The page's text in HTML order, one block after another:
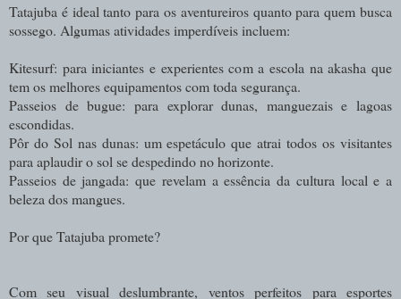
Tatajuba é ideal tanto para os aventureiros quanto para quem busca
sossego. Algumas atividades imperdíveis incluem:
Kitesurf: para iniciantes e experientes com a escola na akasha que
tem os melhores equipamentos com toda segurança.
Passeios de bugue: para explorar dunas, manguezais e lagoas
escondidas.
Pôr do Sol nas dunas: um espetáculo que atrai todos os visitantes
para aplaudir o sol se despedindo no horizonte.
Passeios de jangada: que revelam a essência da cultura local e a
beleza dos mangues.
Por que Tatajuba promete?
Com seu visual deslumbrante, ventos perfeitos para esportes